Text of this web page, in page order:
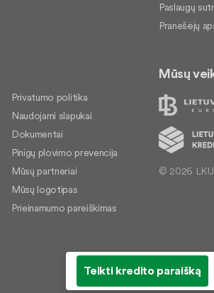
Paslaugų
Pranešėjų
Privatumo politika
Naudojami slapukai
Dokumentai
Pinigų plovimo prevencija
Mūsų partneriai
Mūsų logotipas
Prieinamumo pareiškimas
Mūsų
© 2026
Teikti kredito paraišką